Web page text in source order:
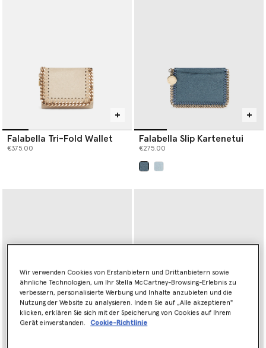
Falabella Tri-Fold Wallet
€375.00
Falabella Slip Kartenetui
€275.00
Wir verwenden Cookies von Erstanbietern und Drittanbietern sowie
ähnliche Technologien, um Ihr Stella McCartney-Browsing-Erlebnis zu
verbessern, personalisierte Werbung und Inhalte anzubieten und die
Nutzung der Website zu analysieren. Indem Sie auf „Alle akzeptieren"
klicken, erklären Sie sich mit der Speicherung von Cookies auf Ihrem
Gerät einverstanden.
Cookie-Richtlinie